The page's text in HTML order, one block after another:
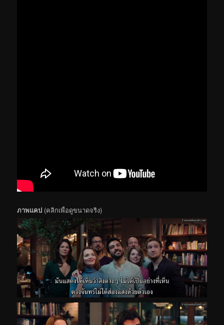
ภาพแคป (คลิกเพื่อดูขนาดจริง)